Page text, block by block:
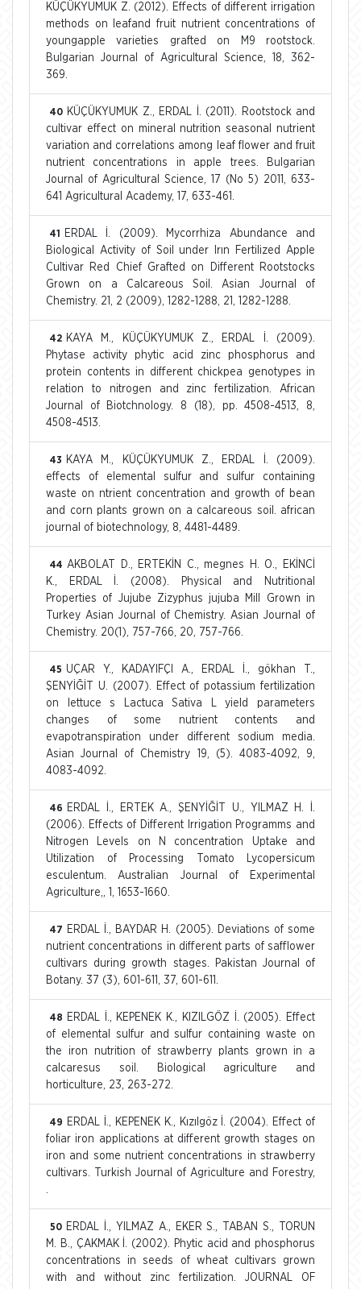
KÜÇÜKYUMUK Z. (2012). Effects of different irrigation
methods on leafand fruit nutrient concentrations of
youngapple varieties grafted on M9 rootstock.
Bulgarian Journal of Agricultural Science, 18, 362-
369.
40 KÜÇÜKYUMUK Z., ERDAL İ. (2011). Rootstock and
cultivar effect on mineral nutrition seasonal nutrient
variation and correlations among leaf flower and fruit
nutrient concentrations in apple trees. Bulgarian
Journal of Agricultural Science, 17 (No 5) 2011, 633-
641 Agricultural Academy, 17, 633-461.
41
ERDAL İ. (2009). Mycorrhiza Abundance and
Biological Activity of Soil under Irın Fertilized Apple
Cultivar Red Chief Grafted on Different Rootstocks
Grown on a Calcareous Soil. Asian Journal of
Chemistry. 21, 2 (2009), 1282-1288, 21, 1282-1288.
42 KAYA M., KÜÇÜKYUMUK Z., ERDAL İ. (2009).
Phytase activity phytic acid zinc phosphorus and
protein contents in different chickpea genotypes in
relation to nitrogen and zinc fertilization. African
Journal of Biotchnology. 8 (18), pp. 4508-4513, 8,
4508-4513.
43
KAYA M., KÜÇÜKYUMUK Z., ERDAL İ. (2009).
effects of elemental sulfur and sulfur containing
waste on ntrient concentration and growth of bean
and corn plants grown on a calcareous soil. african
journal of biotechnology, 8, 4481-4489.
44 AKBOLAT D., ERTEKİN C., megnes H. O., EKİNCİ
K., ERDAL İ. (2008). Physical and Nutritional
Properties of Jujube Zizyphus jujuba Mill Grown in
Turkey Asian Journal of Chemistry. Asian Journal of
Chemistry. 20(1), 757-766, 20, 757-766.
45 UÇAR Y., KADAYIFÇI A., ERDAL İ., gökhan T.,
ŞENYİĞİT U. (2007). Effect of potassium fertilization
on lettuce s Lactuca Sativa L yield parameters
changes of some nutrient contents and
evapotranspiration under different sodium media.
Asian Journal of Chemistry 19, (5). 4083-4092, 9,
4083-4092.
46
ERDAL İ., ERTEK A., ŞENYİĞİT U., YILMAZ H. İ.
(2006). Effects of Different Irrigation Programms and
Nitrogen Levels on N concentration Uptake and
Utilization of Processing Tomato Lycopersicum
esculentum. Australian Journal of Experimental
Agriculture,, 1, 1653-1660.
47
ERDAL İ., BAYDAR H. (2005). Deviations of some
nutrient concentrations in different parts of safflower
cultivars during growth stages. Pakistan Journal of
Botany. 37 (3), 601-611, 37, 601-611.
48
ERDAL İ., KEPENEK K., KIZILGÖZ İ. (2005). Effect
of elemental sulfur and sulfur containing waste on
the iron nutrition of strawberry plants grown in a
calcaresus soil. Biological agriculture and
horticulture, 23, 263-272.
49
ERDAL İ., KEPENEK K., Kızılgöz İ. (2004). Effect of
foliar iron applications at different growth stages on
iron and some nutrient concentrations in strawberry
cultivars. Turkish Journal of Agriculture and Forestry,
50 ERDAL İ., YILMAZ A., EKER S., TABAN S., TORUN
M. B., ÇAKMAK İ. (2002). Phytic acid and phosphorus
concentrations in seeds of wheat cultivars grown
with and without zinc fertilization. JOURNAL OF